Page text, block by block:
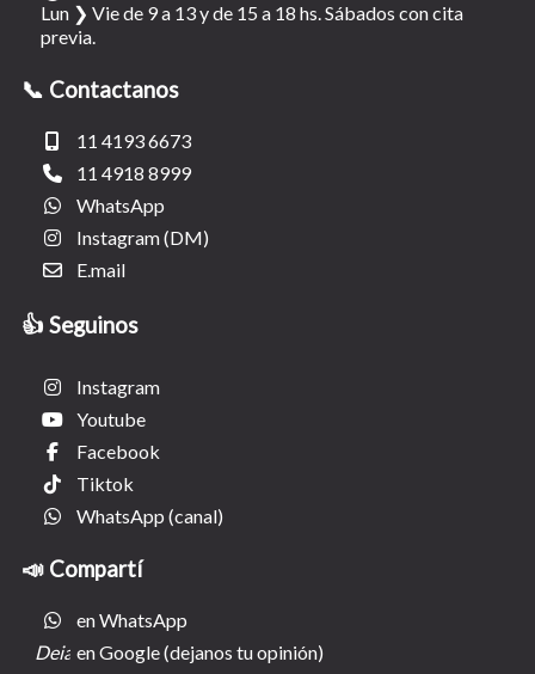
Lun ❯ Vie de 9 a 13 y de 15 a 18 hs. Sábados con cita
previa.
📞 Contactanos
11 4193 6673
11 4918 8999
WhatsApp
Instagram (DM)
E.mail
👍 Seguinos
Instagram
Youtube
Facebook
Tiktok
WhatsApp (canal)
📣 Compartí
en WhatsApp
en Google (dejanos tu opinión)